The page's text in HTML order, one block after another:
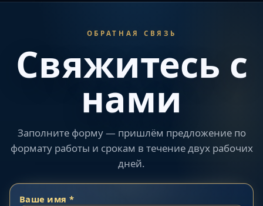
ОБРАТНАЯ СВЯЗЬ
Свяжитесь с
нами
Заполните форму — пришлём предложение по
формату работы и срокам в течение двух рабочих
дней.
Ваше имя *